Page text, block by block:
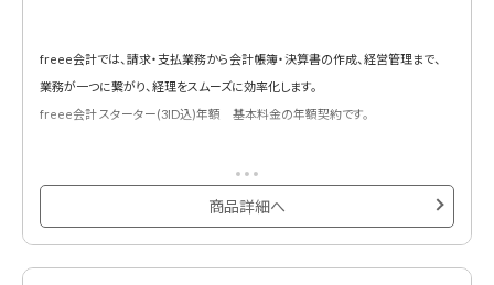
freee会計では、請求・支払業務から会計帳簿・決算書の作成、経営管理まで、
業務が一つに繋がり、経理をスムーズに効率化します。
freee会計 スターター(3ID込)年額 基本料金の年額契約です。
商品詳細へ